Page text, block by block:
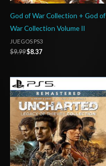
God of War Collection + God of
War Collection Volume II
JUEGOS PS3
$9.99$8.37
Rango
de
precios:
desde
$24.03
hasta
$35.03